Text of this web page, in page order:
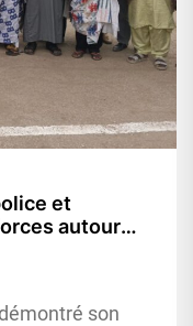
et
autour
cohésion
son